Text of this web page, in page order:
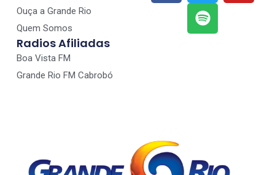
Ouça a Grande Rio
Quem Somos
Radios Afiliadas
Boa Vista FM
Grande Rio FM Cabrobó